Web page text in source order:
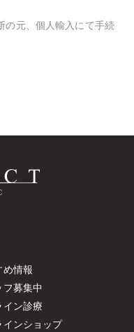
の元、個人輸入にて手続
め情報
フ募集中
イン診療
インショップ